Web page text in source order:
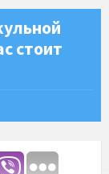
стоит